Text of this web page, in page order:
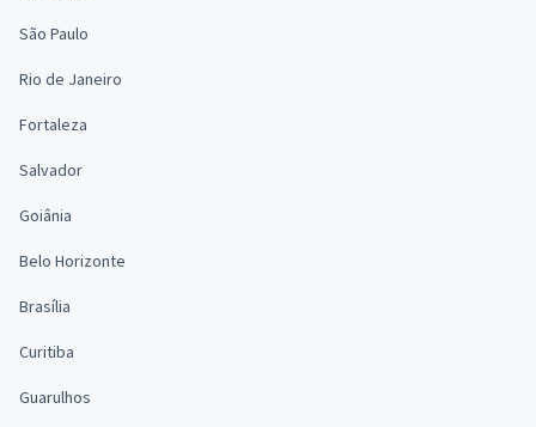
São Paulo
Rio de Janeiro
Fortaleza
Salvador
Goiânia
Belo Horizonte
Brasília
Curitiba
Guarulhos